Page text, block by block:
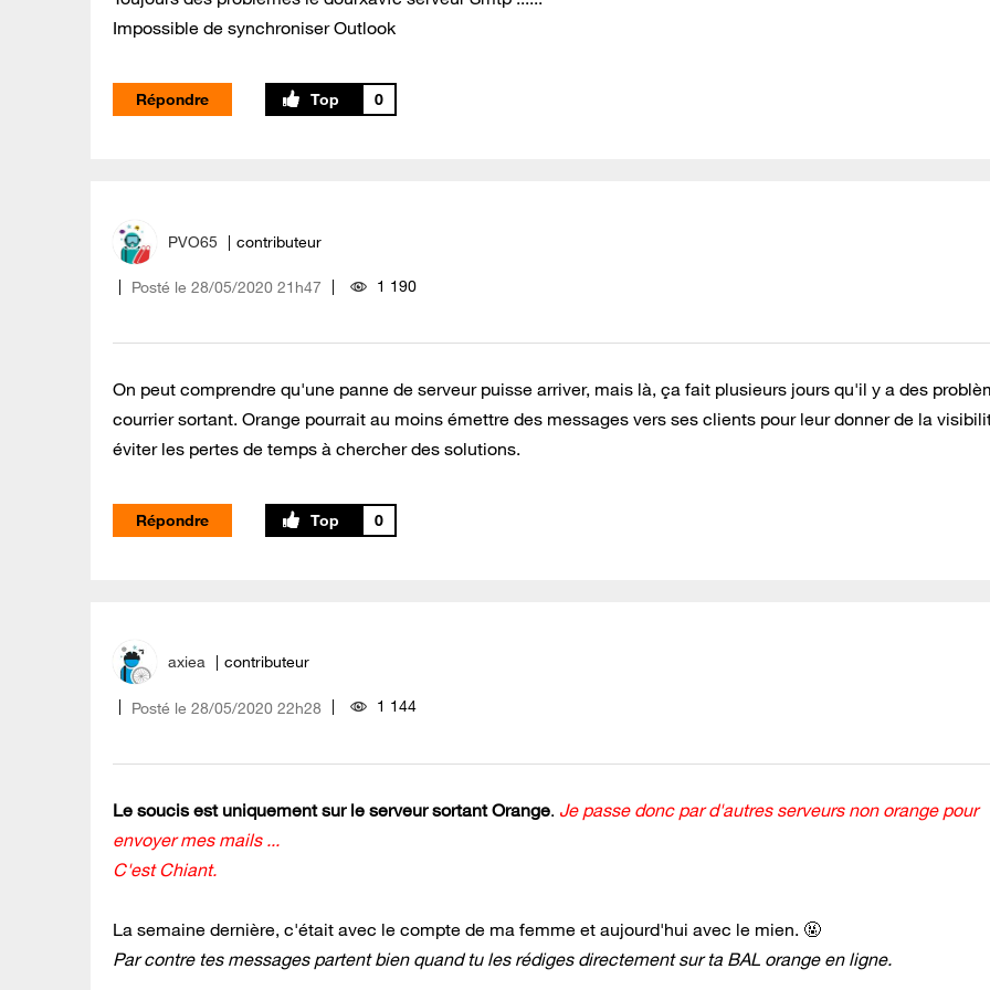
Impossible de synchroniser Outlook
Répondre 0
PVO65 contributeur
Posté le ‎28/05/2020 21h47 1 190
On peut comprendre qu'une panne de serveur puisse arriver, mais là, ça fait plusieurs jours qu'il y a des
courrier sortant. Orange pourrait au moins émettre des messages vers ses clients pour leur donner de la
éviter les pertes de temps à chercher des solutions.
Répondre 0
axiea contributeur
Posté le ‎28/05/2020 22h28 1 144
Le soucis est uniquement sur le serveur sortant Orange. Je passe donc par d'autres serveurs non orange pour
envoyer mes mails ...
C'est Chiant.
La semaine dernière, c'était avec le compte de ma femme et aujourd'hui avec le mien. 🤬
Par contre tes messages partent bien quand tu les rédiges directement sur ta BAL orange en ligne.